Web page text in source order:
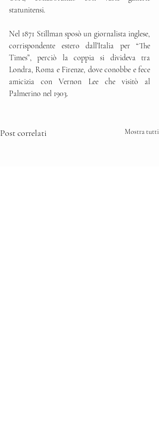
statunitensi.
Nel 1871 Stillman sposò un giornalista inglese,
corrispondente estero dall’Italia per “The
Times”, perciò la coppia si divideva tra
Londra, Roma e Firenze, dove conobbe e fece
amicizia con Vernon Lee che visitò al
Palmerino nel 1903.
Post correlati Mostra tutti